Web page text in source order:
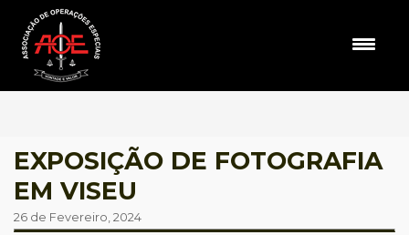
EXPOSIÇÃO DE FOTOGRAFIA
EM VISEU
26 de Fevereiro, 2024